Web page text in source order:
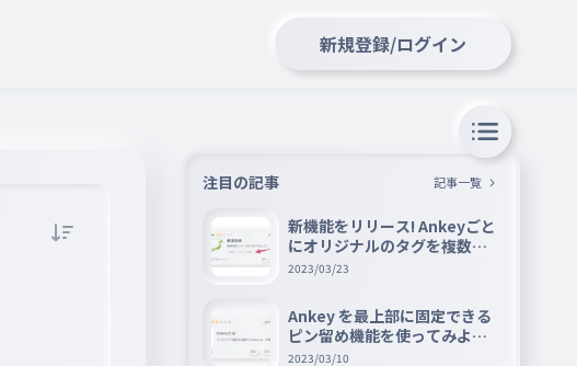
新規登録/ログイン
注目の記事 記事一覧
新機能をリリース! Ankeyごと
にオリジナルのタグを複数設
定できる『タグ機能』を紹介
2023/03/23
Ankey を最上部に固定できる
ピン留め機能を使ってみよう
📌
2023/03/10